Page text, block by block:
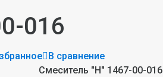
016
В сравнение
Смеситель "Н" 1467-00-016